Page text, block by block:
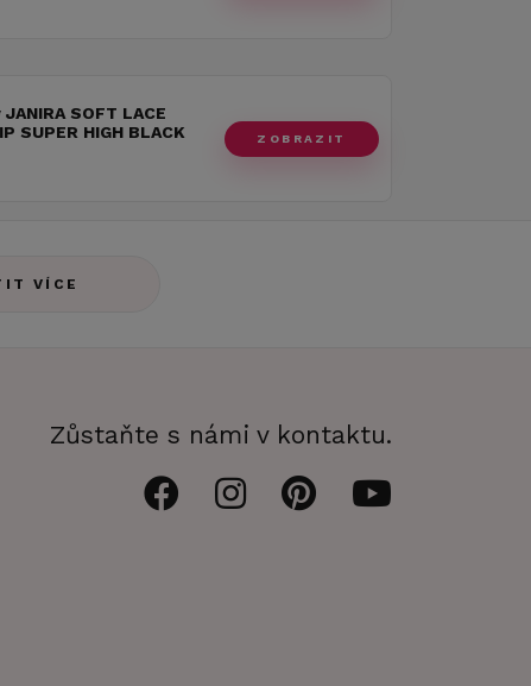
SOFT LACE
SUPER HIGH BLACK
ZOBRAZIT
VÍCE
Zůstaňte s námi v kontaktu.